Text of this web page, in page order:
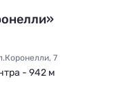
7
- 942 м